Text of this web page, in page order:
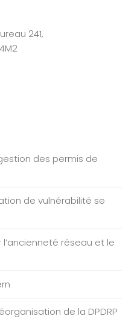
241,
des permis de
de vulnérabilité se
réseau et le
de la DPDRP